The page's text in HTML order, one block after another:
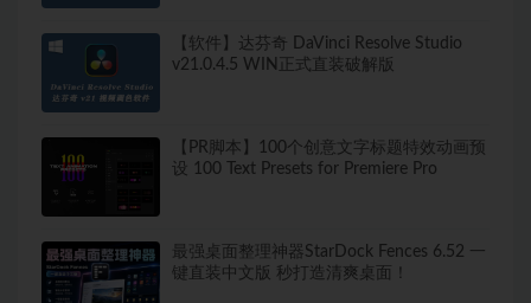
【软件】达芬奇 DaVinci Resolve Studio
v21.0.4.5 WIN正式直装破解版
【PR脚本】100个创意文字标题特效动画预
设 100 Text Presets for Premiere Pro
最强桌面整理神器StarDock Fences 6.52 一
键直装中文版 秒打造清爽桌面！